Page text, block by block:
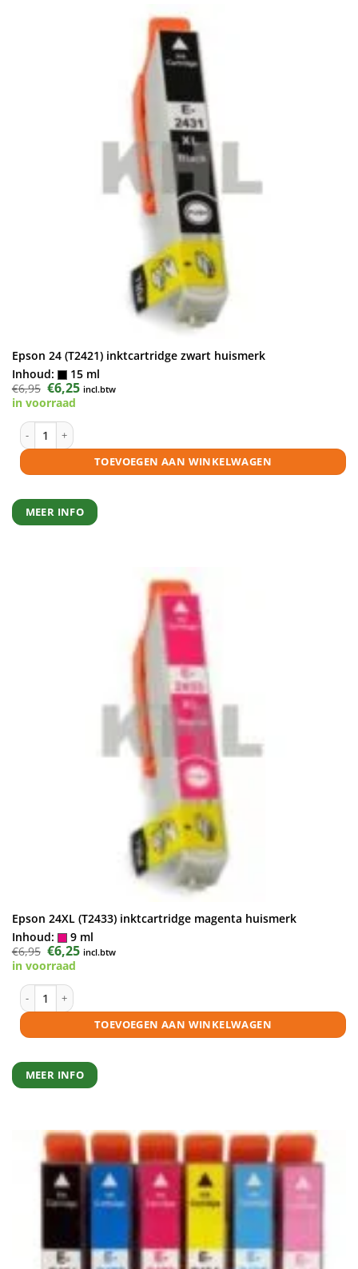
Epson 24 (T2421) inktcartridge zwart huismerk
Inhoud:
15 ml
€6,95 Oorspronkelijke
prijs
was:
€6,95.
€6,25Huidige
prijs
incl.btw
in voorraad
Epson 24 (T2421) inktcartridge zwart huismerk aantal
TOEVOEGEN AAN WINKELWAGEN
MEER INFO
Epson 24XL (T2433) inktcartridge magenta huismerk
Inhoud:
9 ml
€6,95 Oorspronkelijke
prijs
was:
€6,95.
€6,25Huidige
prijs
incl.btw
in voorraad
Epson 24XL (T2433) inktcartridge magenta huismerk aantal
TOEVOEGEN AAN WINKELWAGEN
MEER INFO